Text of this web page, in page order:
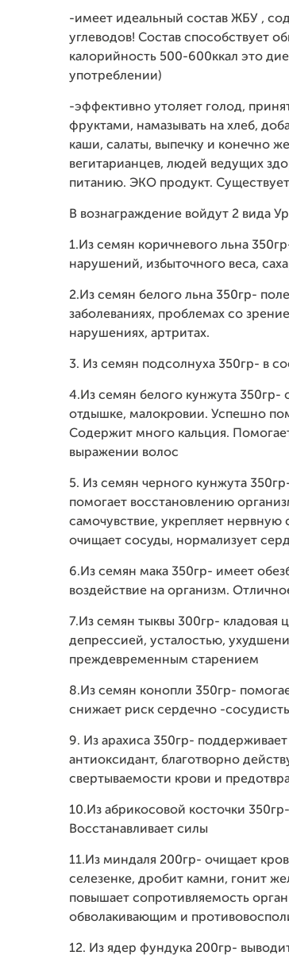
-имеет идеальный состав ЖБУ ,
углеводов! Состав способствует
калорийность 500-600ккал это
употреблении)
-эффективно утоляет голод,
фруктами, намазывать на хлеб,
каши, салаты, выпечку и конечно
вегитарианцев, людей ведущих
питанию. ЭКО продукт.
В вознаграждение войдут 2 вида
1.Из семян коричневого льна
нарушений, избыточного веса,
2.Из семян белого льна 350гр-
заболеваниях, проблемах со
нарушениях, артритах.
3. Из семян подсолнуха 350гр- в
4.Из семян белого кунжута 350гр-
отдышке, малокровии. Успешно
Содержит много кальция.
выражении волос
5. Из семян черного кунжута
помогает восстановлению
самочувствие, укрепляет
очищает сосуды, нормализует
6.Из семян мака 350гр- имеет
воздействие на организм.
7.Из семян тыквы 300гр- кладовая
депрессией, усталостью,
преждевременным старением
8.Из семян конопли 350гр-
снижает риск сердечно -
9. Из арахиса 350гр-
антиоксидант, благотворно
свертываемости крови и
10.Из абрикосовой косточки
Восстанавливает силы
11.Из миндаля 200гр- очищает
селезенке, дробит камни, гонит
повышает сопротивляемость
обволакивающим и
12. Из ядер фундука 200гр-